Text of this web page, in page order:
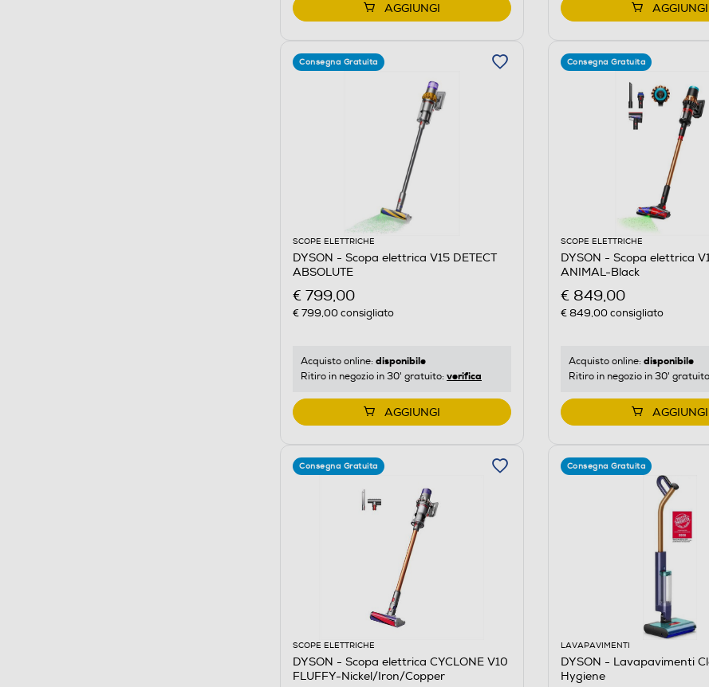
AGGIUNGI AGGIUNGI
Consegna Gratuita
SCOPE ELETTRICHE
DYSON - Scopa elettrica V15 DETECT
ABSOLUTE
€ 799,00
€ 799,00consigliato
Acquisto online: disponibile
Ritiro in negozio in 30' gratuito: verifica
AGGIUNGI
Consegna Gratuita
SCOPE ELETTRICHE
DYSON - Scopa elettrica
ANIMAL-Black
€ 849,00
€ 849,00consigliato
Acquisto online: disponibile
Ritiro in negozio in 30'
AGGIUNGI
Consegna Gratuita
SCOPE ELETTRICHE
DYSON - Scopa elettrica CYCLONE V10
FLUFFY-Nickel/Iron/Copper
Consegna Gratuita
LAVAPAVIMENTI
DYSON - Lavapavimenti
Hygiene